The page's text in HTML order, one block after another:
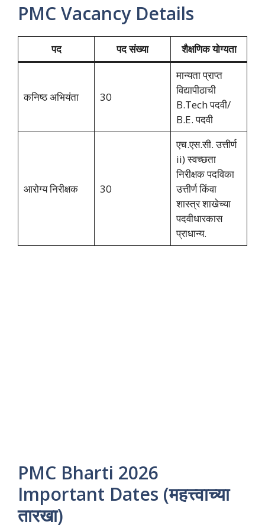
PMC Vacancy Details
पद पद संख्या शैक्षणिक योग्यता
कनिष्ठ अभियंता 30
मान्यता प्राप्त
विद्यापीठाची
B.Tech पदवी/
B.E. पदवी
आरोग्य निरीक्षक 30
एच.एस.सी. उत्तीर्ण
ii) स्वच्छता
निरीक्षक पदविका
उत्तीर्ण किंवा
शास्त्र शाखेच्या
पदवीधारकास
प्राधान्य.
PMC Bharti 2026
Important Dates (महत्त्वाच्या
तारखा)